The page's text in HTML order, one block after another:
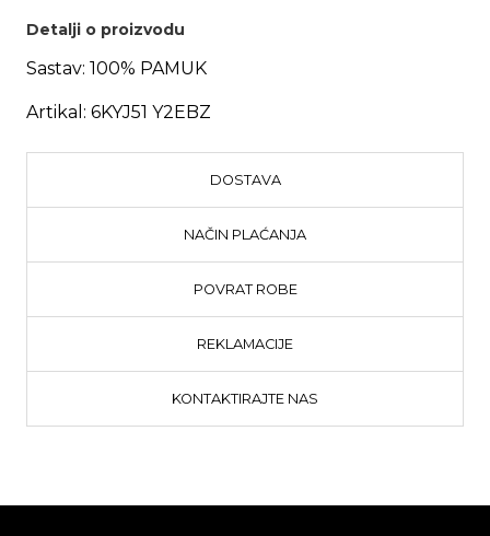
Detalji o proizvodu
Sastav: 100% PAMUK
Artikal: 6KYJ51 Y2EBZ
DOSTAVA
NAČIN PLAĆANJA
POVRAT ROBE
REKLAMACIJE
KONTAKTIRAJTE NAS